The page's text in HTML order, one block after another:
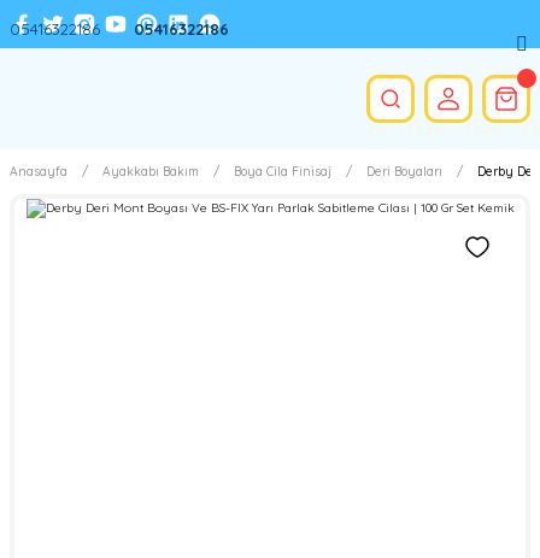
Anasayfa Ayakkabı Bakım Boya Cila Finisaj Deri Boyaları Derby
05416322186 05416322186